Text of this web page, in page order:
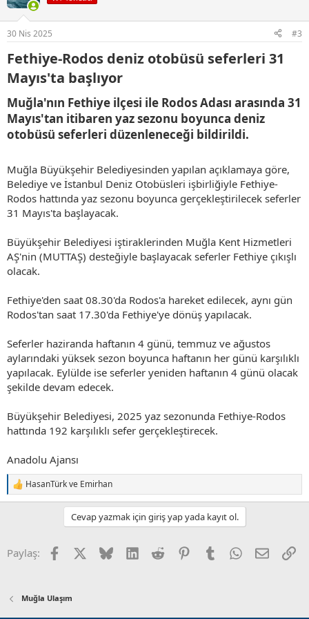
l
:
30 Nis 2025 #3
Fethiye-Rodos deniz otobüsü seferleri 31
Mayıs'ta başlıyor​
Muğla'nın Fethiye ilçesi ile Rodos Adası arasında 31
Mayıs'tan itibaren yaz sezonu boyunca deniz
otobüsü seferleri düzenleneceği bildirildi.​
Muğla Büyükşehir Belediyesinden yapılan açıklamaya göre,
Belediye ve İstanbul Deniz Otobüsleri işbirliğiyle Fethiye-
Rodos hattında yaz sezonu boyunca gerçekleştirilecek seferler
31 Mayıs'ta başlayacak.
Büyükşehir Belediyesi iştiraklerinden Muğla Kent Hizmetleri
AŞ'nin (MUTTAŞ) desteğiyle başlayacak seferler Fethiye çıkışlı
olacak.
Fethiye'den saat 08.30'da Rodos'a hareket edilecek, aynı gün
Rodos'tan saat 17.30'da Fethiye'ye dönüş yapılacak.
Seferler haziranda haftanın 4 günü, temmuz ve ağustos
aylarındaki yüksek sezon boyunca haftanın her günü karşılıklı
yapılacak. Eylülde ise seferler yeniden haftanın 4 günü olacak
şekilde devam edecek.
Büyükşehir Belediyesi, 2025 yaz sezonunda Fethiye-Rodos
hattında 192 karşılıklı sefer gerçekleştirecek.
Anadolu Ajansı
T
e
e
HasanTürkve Emirhan
Cevap yazmak için giriş yap yada kayıt ol.
Paylaş: FacebookX (Twitter)
BlueskyLinkedInReddit PinterestTumblr WhatsApp
E-posta
Muğla Ulaşım